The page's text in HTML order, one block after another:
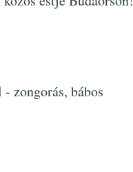
zongorás, bábos